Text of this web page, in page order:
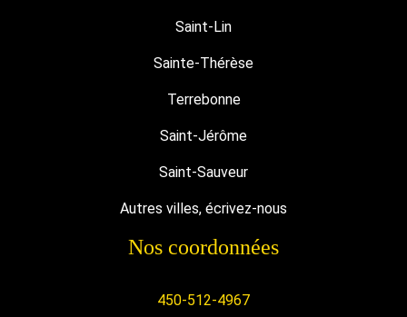
Saint-Lin
Sainte-Thérèse
Terrebonne
Saint-Jérôme
Saint-Sauveur
Autres villes, écrivez-nous
Nos coordonnées
450-512-4967